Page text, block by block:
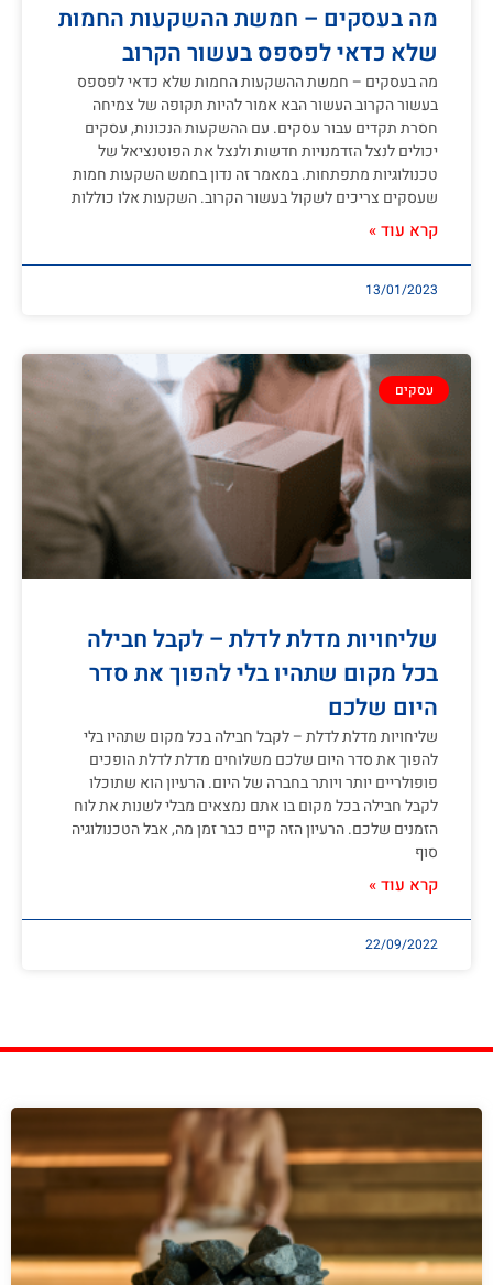
מה בעסקים – חמשת ההשקעות החמות
שלא כדאי לפספס בעשור הקרוב
מה בעסקים – חמשת ההשקעות החמות שלא כדאי לפספס
בעשור הקרוב העשור הבא אמור להיות תקופה של צמיחה
חסרת תקדים עבור עסקים. עם ההשקעות הנכונות, עסקים
יכולים לנצל הזדמנויות חדשות ולנצל את הפוטנציאל של
טכנולוגיות מתפתחות. במאמר זה נדון בחמש השקעות חמות
שעסקים צריכים לשקול בעשור הקרוב. השקעות אלו כוללות
קרא עוד »
13/01/2023
עסקים
שליחויות מדלת לדלת – לקבל חבילה
בכל מקום שתהיו בלי להפוך את סדר
היום שלכם
שליחויות מדלת לדלת – לקבל חבילה בכל מקום שתהיו בלי
להפוך את סדר היום שלכם משלוחים מדלת לדלת הופכים
פופולריים יותר ויותר בחברה של היום. הרעיון הוא שתוכלו
לקבל חבילה בכל מקום בו אתם נמצאים מבלי לשנות את לוח
הזמנים שלכם. הרעיון הזה קיים כבר זמן מה, אבל הטכנולוגיה
סוף
קרא עוד »
22/09/2022